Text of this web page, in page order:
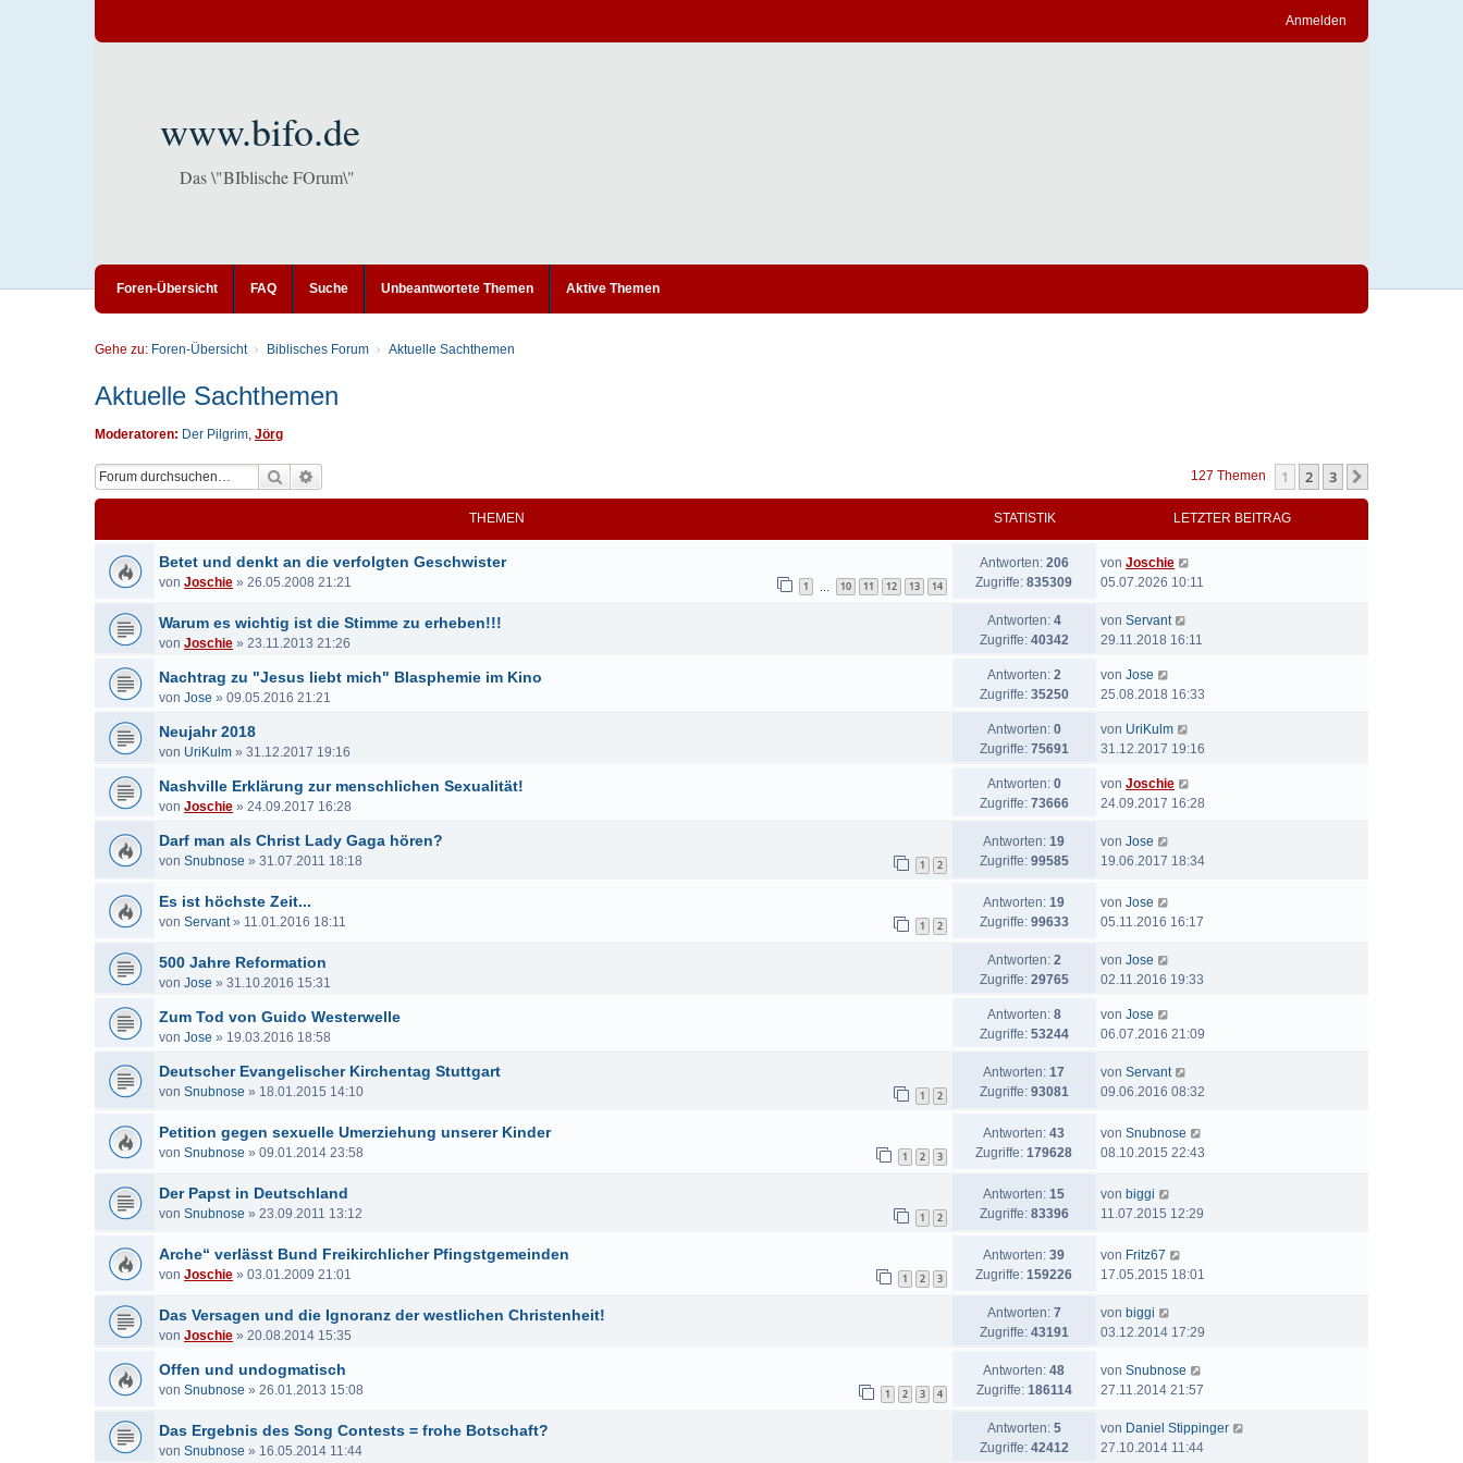
Anmelden
www.bifo.de
Das \"BIblische FOrum\"
Foren-Übersicht FAQ Suche Unbeantwortete Themen Aktive Themen
Gehe zu: Foren-Übersicht Biblisches Forum Aktuelle Sachthemen
Aktuelle Sachthemen
Moderatoren: Der Pilgrim, Jörg
Suche 127 Themen 1 2 3
THEMEN STATISTIK LETZTER BEITRAG
Betet und denkt an die verfolgten Geschwister
von Joschie » 26.05.2008 21:21 1 10 11 12 13 14
Antworten: 206
Zugriffe: 835309
von Joschie
05.07.2026 10:11
Warum es wichtig ist die Stimme zu erheben!!!
von Joschie » 23.11.2013 21:26
Antworten: 4
Zugriffe: 40342
von Servant
29.11.2018 16:11
Nachtrag zu "Jesus liebt mich" Blasphemie im Kino
von Jose » 09.05.2016 21:21
Antworten: 2
Zugriffe: 35250
von Jose
25.08.2018 16:33
Neujahr 2018
von UriKulm » 31.12.2017 19:16
Antworten: 0
Zugriffe: 75691
von UriKulm
31.12.2017 19:16
Nashville Erklärung zur menschlichen Sexualität!
von Joschie » 24.09.2017 16:28
Antworten: 0
Zugriffe: 73666
von Joschie
24.09.2017 16:28
Darf man als Christ Lady Gaga hören?
von Snubnose » 31.07.2011 18:18 1 2
Antworten: 19
Zugriffe: 99585
von Jose
19.06.2017 18:34
Es ist höchste Zeit...
von Servant» 11.01.2016 18:11 1 2
Antworten: 19
Zugriffe: 99633
von Jose
05.11.2016 16:17
500 Jahre Reformation
von Jose » 31.10.2016 15:31
Antworten: 2
Zugriffe: 29765
von Jose
02.11.2016 19:33
Zum Tod von Guido Westerwelle
von Jose » 19.03.2016 18:58
Antworten: 8
Zugriffe: 53244
von Jose
06.07.2016 21:09
Deutscher Evangelischer Kirchentag Stuttgart
von Snubnose » 18.01.2015 14:10 1 2
Antworten: 17
Zugriffe: 93081
von Servant
09.06.2016 08:32
Petition gegen sexuelle Umerziehung unserer Kinder
von Snubnose » 09.01.2014 23:58 1 2 3
Antworten: 43
Zugriffe: 179628
von Snubnose
08.10.2015 22:43
Der Papst in Deutschland
von Snubnose » 23.09.2011 13:12 1 2
Antworten: 15
Zugriffe: 83396
von biggi
11.07.2015 12:29
Arche“ verlässt Bund Freikirchlicher Pfingstgemeinden
von Joschie » 03.01.2009 21:01 1 2 3
Antworten: 39
Zugriffe: 159226
von Fritz67
17.05.2015 18:01
Das Versagen und die Ignoranz der westlichen Christenheit!
von Joschie » 20.08.2014 15:35
Antworten: 7
Zugriffe: 43191
von biggi
03.12.2014 17:29
Offen und undogmatisch
von Snubnose » 26.01.2013 15:08 1 2 3 4
Antworten: 48
Zugriffe: 186114
von Snubnose
27.11.2014 21:57
Das Ergebnis des Song Contests = frohe Botschaft?
von Snubnose » 16.05.2014 11:44
Antworten: 5
Zugriffe: 42412
von Daniel Stippinger
27.10.2014 11:44